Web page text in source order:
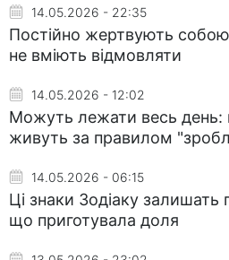
14.05.2026 - 22:35
Постійно жертвують
не вміють відмовляти
14.05.2026 - 12:02
Можуть лежати весь день:
живуть за правилом
14.05.2026 - 06:15
Ці знаки Зодіаку
що приготувала доля